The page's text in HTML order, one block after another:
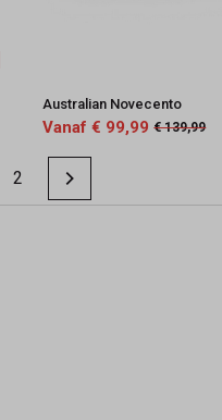
Australian Novecento
Vanaf € 99,99 € 139,99
2